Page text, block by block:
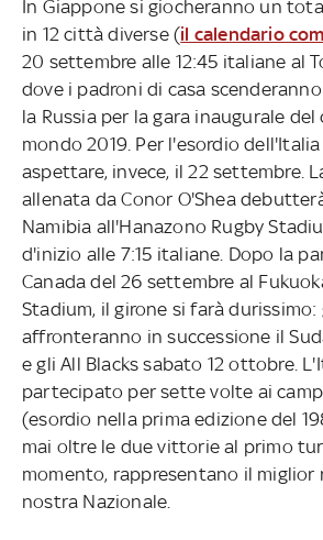
In Giappone si giocheranno un
in 12 città diverse (il calendario
20 settembre alle 12:45 italiane al
dove i padroni di casa
la Russia per la gara inaugurale
mondo 2019. Per l'esordio
aspettare, invece, il 22 settembre.
allenata da Conor O'Shea
Namibia all'Hanazono Rugby
d'inizio alle 7:15 italiane. Dopo la
Canada del 26 settembre al
Stadium, il girone si farà durissimo:
affronteranno in successione il
e gli All Blacks sabato 12 ottobre.
partecipato per sette volte ai
(esordio nella prima edizione del
mai oltre le due vittorie al primo
momento, rappresentano il
nostra Nazionale.